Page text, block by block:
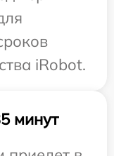
iRobot.
минут